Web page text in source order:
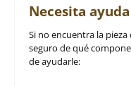
Necesita ayuda
Si no encuentra la
seguro de qué
de ayudarle: